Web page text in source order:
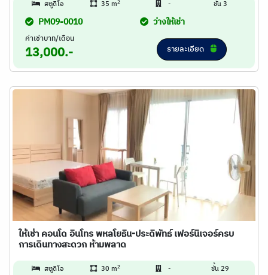
สตูดิโอ 35 m2 - ชั้น 3
PM09-0010 ว่างให้เช่า
ค่าเช่าบาท/เดือน
13,000.- รายละเอียด
ให้เช่า คอนโด อินโทร พหลโยธิน-ประดิพัทธ์ เฟอร์นิเจอร์ครบ
การเดินทางสะดวก ห้ามพลาด
สตูดิโอ 30 m2 - ชั้น 29